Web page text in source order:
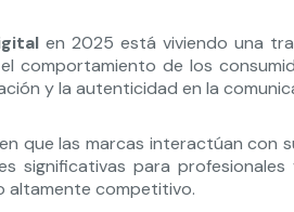
en 2025 está viviendo una
comportamiento de los
y la autenticidad en la
que las marcas interactúan con
significativas para
altamente competitivo.